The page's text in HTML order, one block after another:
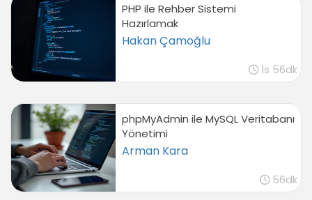
PHP ile Rehber Sistemi
Hazırlamak
Hakan Çamoğlu
1s 56dk
phpMyAdmin ile MySQL Veritabanı
Yönetimi
Arman Kara
56dk